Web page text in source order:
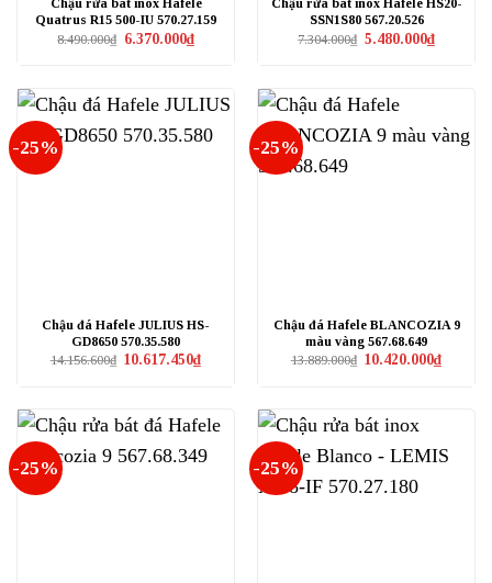
Chậu rửa bát inox Hafele
Quatrus R15 500-IU 570.27.159
8.490.000₫ Giá
6.370.000₫Giá
hiện
Chậu rửa bát inox Hafele HS20-
SSN1S80 567.20.526
7.304.000₫ Giá
5.480.000₫Giá
hiện
-25%
Chậu đá Hafele JULIUS HS-
GD8650 570.35.580
14.156.600₫ Giá
10.617.450₫Giá
hiện
10.617.450₫.
-25%
Chậu đá Hafele BLANCOZIA 9
màu vàng 567.68.649
13.889.000₫ Giá
10.420.000₫Giá
hiện
-25% -25%